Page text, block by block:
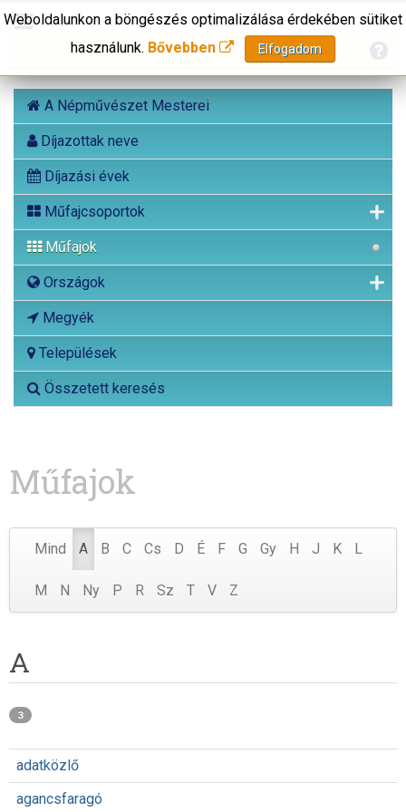
A Népművészet Mesterei
Díjazottak neve
Díjazási évek
Műfajcsoportok
Műfajok
Országok
Megyék
Települések
Összetett keresés
Weboldalunkon a böngészés optimalizálása érdekében sütiket
használunk. Bővebben Elfogadom
Műfajok
Mind A B C Cs D É F G Gy H J K L
M N Ny P R Sz T V Z
A
3
adatközlő
agancsfaragó